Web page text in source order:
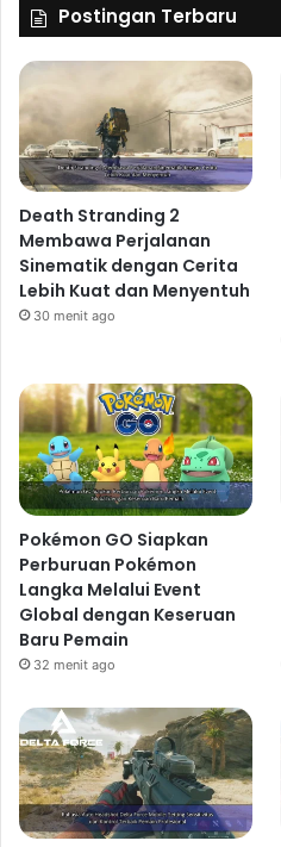
Postingan Terbaru
Death Stranding 2
Membawa Perjalanan
Sinematik dengan Cerita
Lebih Kuat dan Menyentuh
30 menit ago
Pokémon GO Siapkan
Perburuan Pokémon
Langka Melalui Event
Global dengan Keseruan
Baru Pemain
32 menit ago